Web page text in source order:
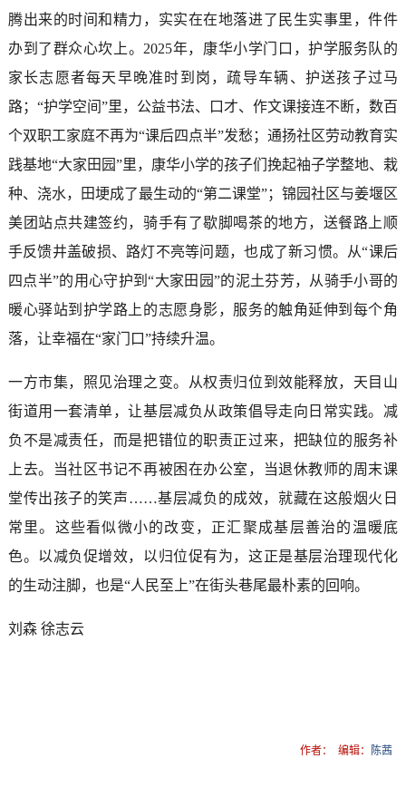
腾出来的时间和精力，实实在在地落进了民生实事里，件件
办到了群众心坎上。2025年，康华小学门口，护学服务队的
家长志愿者每天早晚准时到岗，疏导车辆、护送孩子过马
路；“护学空间”里，公益书法、口才、作文课接连不断，数百
个双职工家庭不再为“课后四点半”发愁；通扬社区劳动教育实
践基地“大家田园”里，康华小学的孩子们挽起袖子学整地、栽
种、浇水，田埂成了最生动的“第二课堂”；锦园社区与姜堰区
美团站点共建签约，骑手有了歇脚喝茶的地方，送餐路上顺
手反馈井盖破损、路灯不亮等问题，也成了新习惯。从“课后
四点半”的用心守护到“大家田园”的泥土芬芳，从骑手小哥的
暖心驿站到护学路上的志愿身影，服务的触角延伸到每个角
落，让幸福在“家门口”持续升温。
一方市集，照见治理之变。从权责归位到效能释放，天目山
街道用一套清单，让基层减负从政策倡导走向日常实践。减
负不是减责任，而是把错位的职责正过来，把缺位的服务补
上去。当社区书记不再被困在办公室，当退休教师的周末课
堂传出孩子的笑声……基层减负的成效，就藏在这般烟火日
常里。这些看似微小的改变，正汇聚成基层善治的温暖底
色。以减负促增效，以归位促有为，这正是基层治理现代化
的生动注脚，也是“人民至上”在街头巷尾最朴素的回响。
刘森 徐志云
作者： 编辑： 陈茜